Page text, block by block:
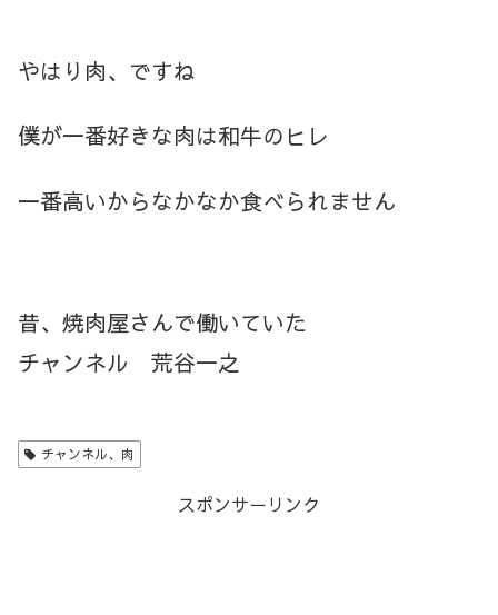
やはり肉、ですね
僕が一番好きな肉は和牛のヒレ
一番高いからなかなか食べられません
昔、焼肉屋さんで働いていた
チャンネル 荒谷一之
チャンネル、肉
スポンサーリンク